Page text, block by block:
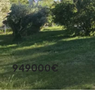
949000€